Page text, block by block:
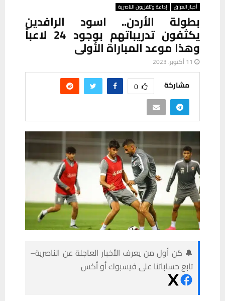
أخبار العراق إذاعة وتلفزيون الناصرية
بطولة الأردن.. اسود الرافدين
يكثفون تدريباتهم بوجود 24 لاعباً
وهذا موعد المباراة الأولى
11 أكتوبر، 2023
مشاركة 0
🔔 كن أول من يعرف الأخبار العاجلة عن الناصرية–
تابع حساباتنا على فيسبوك أو أكس